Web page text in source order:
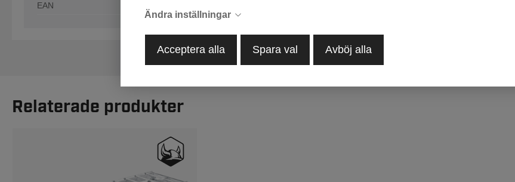
Ändra inställningar
Acceptera alla Spara val Avböj alla
EAN
Relaterade produkter